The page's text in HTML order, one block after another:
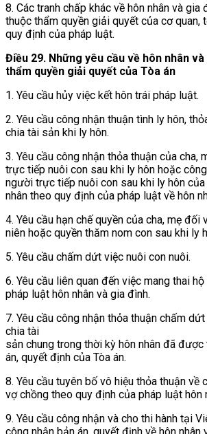
8. Các tranh chấp khác về hôn nhân và
thuộc thẩm quyền giải quyết của cơ quan,
quy định của pháp luật.
Điều 29. Những yêu cầu về hôn nhân
thẩm quyền giải quyết của Tòa án
1. Yêu cầu hủy việc kết hôn trái pháp luật.
2. Yêu cầu công nhận thuận tình ly hôn,
chia tài sản khi ly hôn.
3. Yêu cầu công nhận thỏa thuận của cha,
trực tiếp nuôi con sau khi ly hôn hoặc
người trực tiếp nuôi con sau khi ly hôn
nhân theo quy định của pháp luật về hôn
4. Yêu cầu hạn chế quyền của cha, mẹ đối
niên hoặc quyền thăm nom con sau khi ly
5. Yêu cầu chấm dứt việc nuôi con nuôi.
6. Yêu cầu liên quan đến việc mang thai
pháp luật hôn nhân và gia đình.
7. Yêu cầu công nhận thỏa thuận chấm
chia tài
sản chung trong thời kỳ hôn nhân đã
án, quyết định của Tòa án.
8. Yêu cầu tuyên bố vô hiệu thỏa thuận về
vợ chồng theo quy định của pháp luật hôn
9. Yêu cầu công nhận và cho thi hành tại